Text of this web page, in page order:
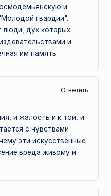
и
гвардии".
люди, дух которых
и
им память.
Ответить
и жалость и к той, и
с чувствами
эти искусственные
вреда живому и